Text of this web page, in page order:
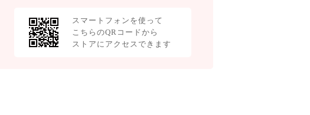
スマートフォンを使って
こちらのQRコードから
ストアにアクセスできます